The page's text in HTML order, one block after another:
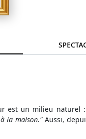
est un milieu naturel :
la maison."Aussi,